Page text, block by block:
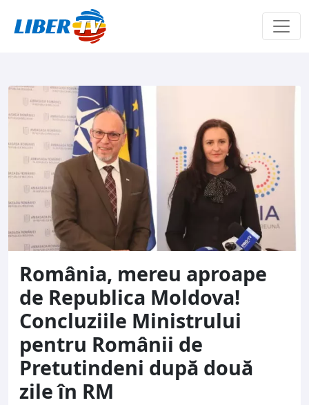
România, mereu aproape
de Republica Moldova!
Concluziile Ministrului
pentru Românii de
Pretutindeni după două
zile în RM